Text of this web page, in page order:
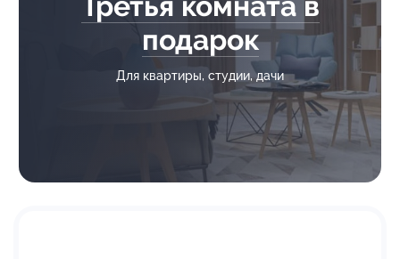
подарок
Для квартиры, студии, дачи